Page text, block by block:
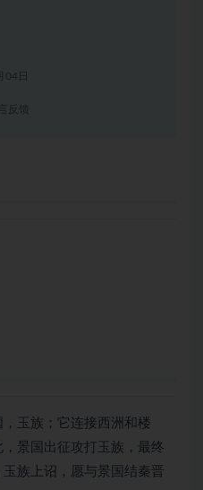
04日
反馈
玉族；它连接西洲和楼
景国出征攻打玉族，最终
族上诏，愿与景国结秦晋